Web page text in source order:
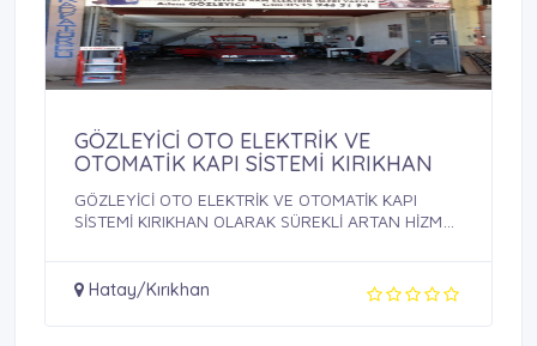
GÖZLEYİCİ OTO ELEKTRİK VE
OTOMATİK KAPI SİSTEMİ KIRIKHAN
GÖZLEYİCİ OTO ELEKTRİK VE OTOMATİK KAPI
SİSTEMİ KIRIKHAN OLARAK SÜREKLİ ARTAN HİZMET
Hatay/Kırıkhan